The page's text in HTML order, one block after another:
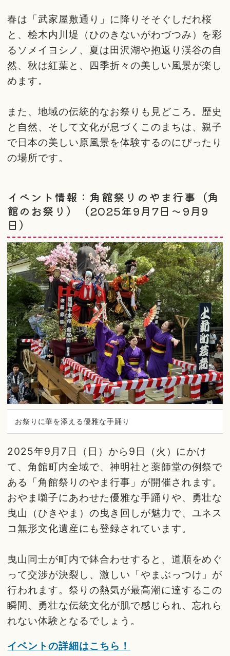
春は「武家屋敷通り」に降りそそぐしだれ桜
と、桧木内川堤（ひのきないがわづつみ）を彩
るソメイヨシノ、夏は田沢湖や抱返り渓谷の自
然、秋は紅葉と、四季折々の美しい風景が楽し
めます。
また、地域の伝統的なお祭りも見どころ。歴史
と自然、そして文化が息づくこのまちは、親子
で日本の美しい原風景を体験するのにぴったり
の場所です。
イベント情報：角館祭りのやま行事（角
館のお祭り）（2025年9月7日～9月9
日）
お祭りに華を添える優雅な手踊り
2025年9月7日（日）から9日（火）にかけ
て、角館町内全域で、神明社と薬師堂の例祭で
ある「角館祭りのやま行事」が開催されます。
おやま囃子にあわせた優雅な手踊りや、勇壮な
曳山（ひきやま）の曳き回しが魅力で、ユネス
コ無形文化遺産にも登録されています。
曳山同士が町内で鉢合わせすると、道順をめぐ
って交渉が決裂し、激しい「やまぶっつけ」が
行われます。祭りの熱気が最高潮に達するこの
瞬間、勇壮な伝統文化が肌で感じられ、忘れら
れない体験となるでしょう。
イベントの詳細はこちら！